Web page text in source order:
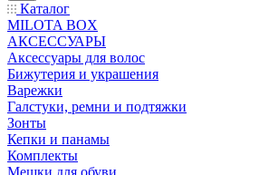
Каталог
MILOTA BOX
АКСЕССУАРЫ
Аксессуары для волос
Бижутерия и украшения
Варежки
Галстуки, ремни и подтяжки
Зонты
Кепки и панамы
Комплекты
Мешки для обуви